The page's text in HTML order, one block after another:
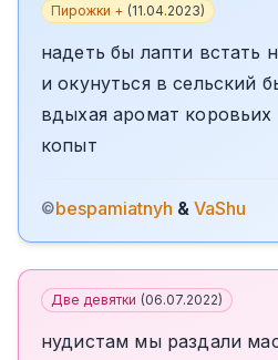
Пирожки + (11.04.2023)
надеть бы лапти встать
и окунуться в сельский
вдыхая аромат коровьих
копыт
©bespamiatnyh & VaShu
Две девятки (06.07.2022)
нудистам мы раздали